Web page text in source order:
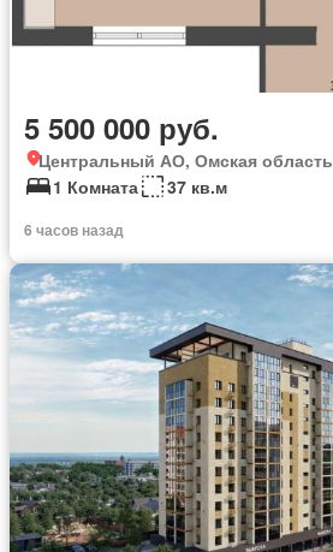
5 500 000 руб.
Центральный АО, Омская область
1 Комната
37 кв.м
6 часов назад